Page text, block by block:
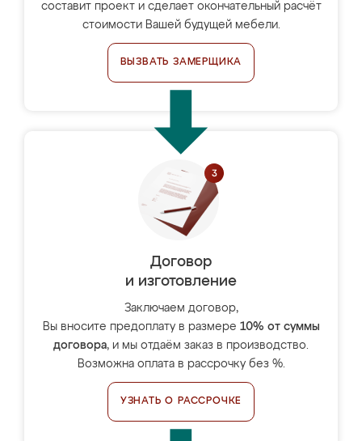
составит проект и сделает окончательный расчёт
стоимости Вашей будущей мебели.
ВЫЗВАТЬ ЗАМЕРЩИКА
Договор
и изготовление
Заключаем договор,
Вы вносите предоплату в размере 10% от суммы
договора, и мы отдаём заказ в производство.
Возможна оплата в рассрочку без %.
УЗНАТЬ О РАССРОЧКЕ